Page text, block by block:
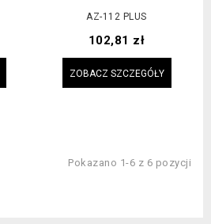
AZ-112 PLUS
Cena
102,81 zł
ZOBACZ SZCZEGÓŁY
Pokazano 1-6 z 6 pozycji